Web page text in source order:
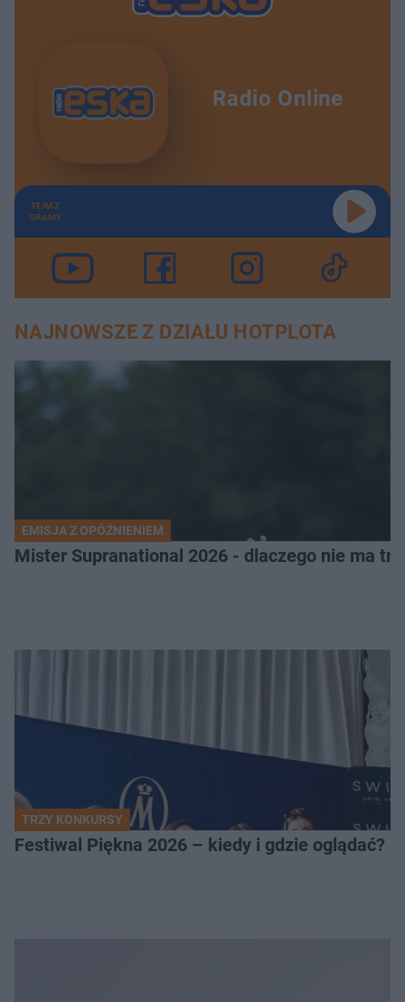
Radio Online
TERAZ
GRAMY
NAJNOWSZE Z DZIAŁU HOTPLOTA
EMISJA Z OPÓŹNIENIEM
Mister Supranational 2026 - dlaczego nie ma
TRZY KONKURSY
Festiwal Piękna 2026 – kiedy i gdzie oglądać?